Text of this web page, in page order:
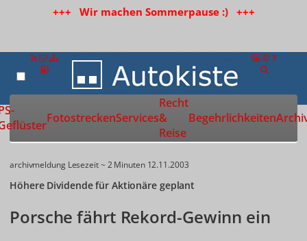
+++ Wir machen Sommerpause :) +++
Zur Startseite
FotostreckenServices
Recht
&
Reise
Begehrlichkeiten
archivmeldung Lesezeit ~ 2 Minuten 12.11.2003
Höhere Dividende für Aktionäre geplant
Porsche fährt Rekord-Gewinn ein